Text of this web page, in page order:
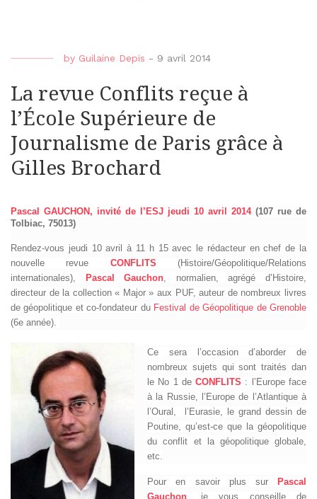
by Guilaine Depis - 9 avril 2014
La revue Conflits reçue à
l’École Supérieure de
Journalisme de Paris grâce à
Gilles Brochard
Pascal GAUCHON, invité de l’ESJ jeudi 10 avril 2014(107 rue de
Tolbiac, 75013)
Rendez-vous jeudi 10 avril à 11 h 15 avec le rédacteur en chef de la
nouvelle revue CONFLITS (Histoire/Géopolitique/Relations
internationales),
Pascal Gauchon, normalien, agrégé d’Histoire,
directeur de la collection « Major » aux PUF, auteur de nombreux livres
de géopolitique et co-fondateur du Festival de Géopolitique de Grenoble
(6e année).
Ce sera l’occasion d’aborder de
nombreux sujets qui sont traités dan
le No 1 deCONFLITS : l’Europe face
à la Russie, l’Europe de l’Atlantique à
l’Oural, l’Eurasie, le grand dessin de
Poutine, qu’est-ce que la géopolitique
du conflit et la géopolitique globale,
etc.
Pour en savoir plus sur
Pascal
Gauchon , je vous conseille de